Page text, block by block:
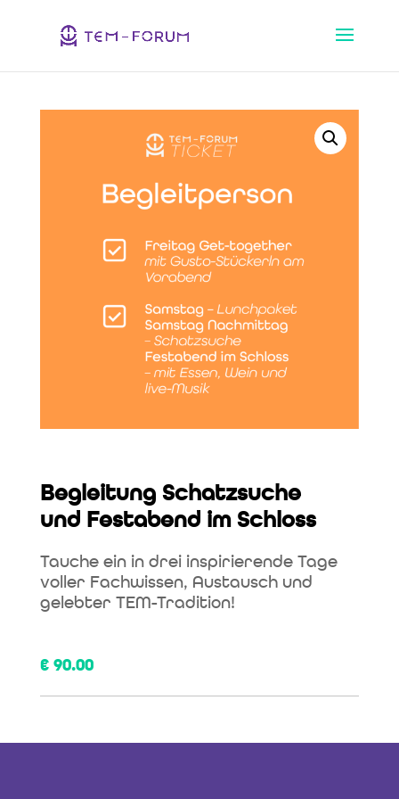
Begleitung Schatzsuche
und Festabend im Schloss
Tauche ein in drei inspirierende Tage
voller Fachwissen, Austausch und
gelebter TEM-Tradition!
€90.00